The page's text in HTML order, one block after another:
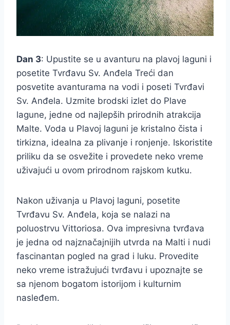
Dan 3: Upustite se u avanturu na plavoj laguni i
posetite Tvrđavu Sv. Anđela Treći dan
posvetite avanturama na vodi i poseti Tvrđavi
Sv. Anđela. Uzmite brodski izlet do Plave
lagune, jedne od najlepših prirodnih atrakcija
Malte. Voda u Plavoj laguni je kristalno čista i
tirkizna, idealna za plivanje i ronjenje. Iskoristite
priliku da se osvežite i provedete neko vreme
uživajući u ovom prirodnom rajskom kutku.
Nakon uživanja u Plavoj laguni, posetite
Tvrđavu Sv. Anđela, koja se nalazi na
poluostrvu Vittoriosa. Ova impresivna tvrđava
je jedna od najznačajnijih utvrda na Malti i nudi
fascinantan pogled na grad i luku. Provedite
neko vreme istražujući tvrđavu i upoznajte se
sa njenom bogatom istorijom i kulturnim
nasleđem.